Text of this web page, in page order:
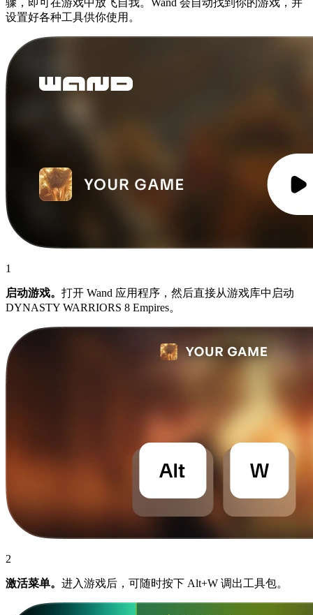
设置好各种工具供你使用。
1
启动游戏。 打开 Wand 应用程序，然后直接从游戏库中启动
DYNASTY WARRIORS 8 Empires。
2
激活菜单。 进入游戏后，可随时按下 Alt+W 调出工具包。